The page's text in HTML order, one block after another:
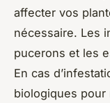
affecter vos
nécessaire. Les
pucerons et les
En cas
biologiques pour